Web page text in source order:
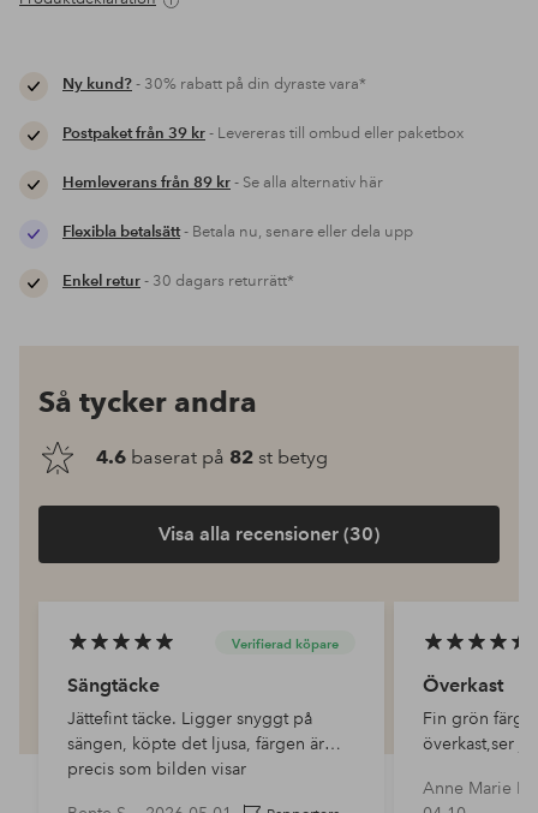
Ny kund?- 30% rabatt på din dyraste vara*
Postpaket från 39 kr- Levereras till ombud eller paketbox
Hemleverans från 89 kr- Se alla alternativ här
Flexibla betalsätt- Betala nu, senare eller dela upp
Enkel retur- 30 dagars returrätt*
Så tycker andra
4.6 baserat på 82 st betyg
Visa alla recensioner (30)
Verifierad köpare
Sängtäcke
Jättefint täcke. Ligger snyggt på
sängen, köpte det ljusa, färgen är
precis som bilden visar
Överkast
Fin grön
överkast,ser
Anne Marie K